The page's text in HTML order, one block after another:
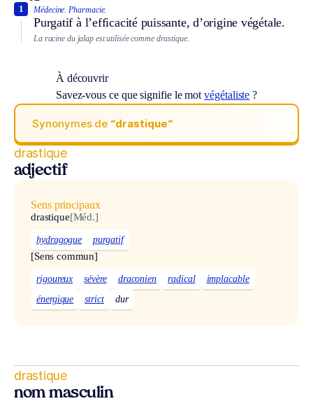
Médecine. Pharmacie.
Purgatif à l’efficacité puissante, d’origine végétale.
1
La racine du jalap est utilisée comme drastique.
À découvrir
Savez-vous ce que signifie le motvégétaliste ?
Synonymes de “drastique“
drastique
adjectif
Sens principaux
drastique[Méd.]
hydragogue purgatif
[Sens commun]
rigoureux sévère draconien radical
implacable
énergique
strict dur
drastique
nom masculin